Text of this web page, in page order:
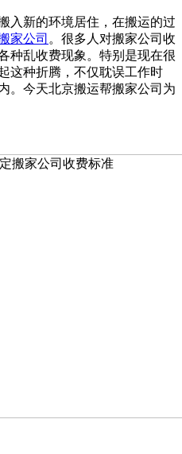
入新的环境居住，在搬运的过
家公司 。很多人对搬家公司收
种乱收费现象。特别是现在很
这种折腾，不仅耽误工作时
。今天北京搬运帮搬家公司为